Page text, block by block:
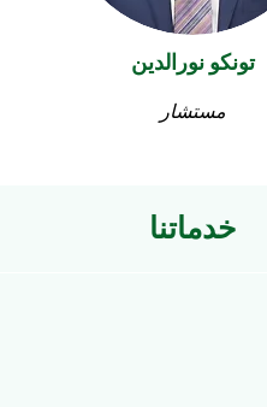
تونكو نورالدين
مستشار
خدماتنا